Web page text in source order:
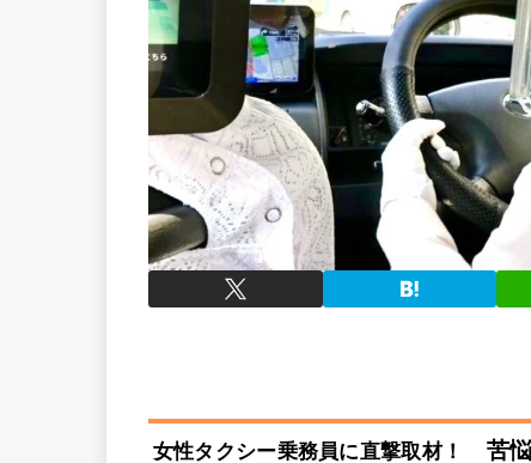
女性タクシー乗務員に直撃取材！ 苦悩